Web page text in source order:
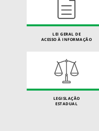
LEI GERAL DE
ACESSO À INFORMAÇÃO
LEGISLAÇÃO
ESTADUAL